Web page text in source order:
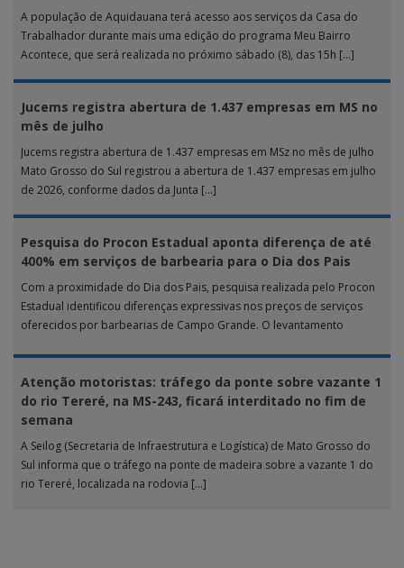
A população de Aquidauana terá acesso aos serviços da Casa do
Trabalhador durante mais uma edição do programa Meu Bairro
Acontece, que será realizada no próximo sábado (8), das 15h […]
Jucems registra abertura de 1.437 empresas em MS no
mês de julho
Jucems registra abertura de 1.437 empresas em MSz no mês de julho
Mato Grosso do Sul registrou a abertura de 1.437 empresas em julho
de 2026, conforme dados da Junta […]
Pesquisa do Procon Estadual aponta diferença de até
400% em serviços de barbearia para o Dia dos Pais
Com a proximidade do Dia dos Pais, pesquisa realizada pelo Procon
Estadual identificou diferenças expressivas nos preços de serviços
oferecidos por barbearias de Campo Grande. O levantamento
Atenção motoristas: tráfego da ponte sobre vazante 1
do rio Tereré, na MS-243, ficará interditado no fim de
semana
A Seilog (Secretaria de Infraestrutura e Logística) de Mato Grosso do
Sul informa que o tráfego na ponte de madeira sobre a vazante 1 do
rio Tereré, localizada na rodovia […]